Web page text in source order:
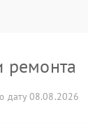
ремонта
дату 08.08.2026